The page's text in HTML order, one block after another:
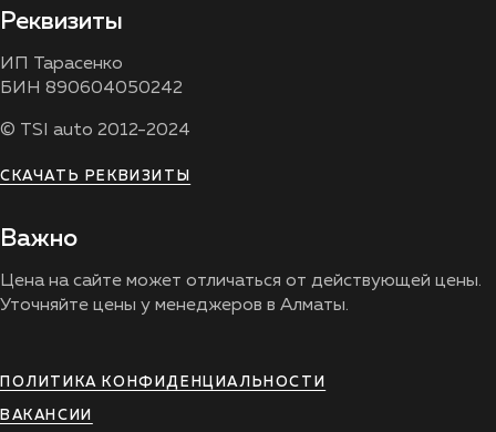
Реквизиты
ИП Тарасенко
БИН 890604050242
© TSI auto 2012-2024
СКАЧАТЬ РЕКВИЗИТЫ
Важно
Цена на сайте может отличаться от действующей цены.
Уточняйте цены у менеджеров в Алматы.
ПОЛИТИКА КОНФИДЕНЦИАЛЬНОСТИ
ВАКАНСИИ